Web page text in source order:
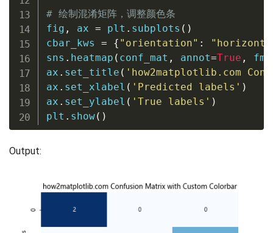
# 绘制混淆矩阵，调整颜色条
fig , ax = plt . subplots ( )
cbar_kws = { "orientation" :
sns . heatmap ( conf_mat , annot=True , fmt
ax . set_title ( 'how2matplotlib.com
ax . set_xlabel ( 'Predicted labels' )
ax . set_ylabel ( 'True labels' )
plt . show( )
Output: